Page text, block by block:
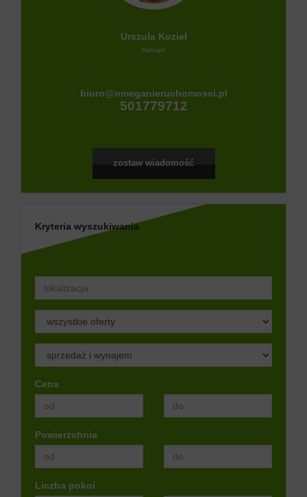
Urszula Kozieł
Manager
biuro@omeganieruchomosci.pl
501779712
zostaw wiadomość
Kryteria wyszukiwania
Cena
Powierzchnia
Liczba pokoi